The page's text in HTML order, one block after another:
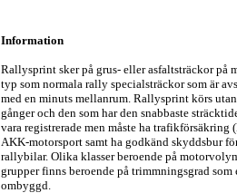
Information
Rallysprint sker på grus- eller asfaltsträckor på
typ som normala rally specialsträckor som är
med en minuts mellanrum. Rallysprint körs
gånger och den som har den snabbaste
vara registrerade men måste ha
AKK-motorsport samt ha godkänd skyddsbur
rallybilar. Olika klasser beroende på
grupper finns beroende på trimmningsgrad
ombyggd.